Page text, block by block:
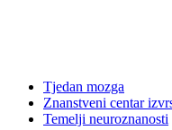
Tjedan mozga
Znanstveni centar
Temelji neuroznanosti